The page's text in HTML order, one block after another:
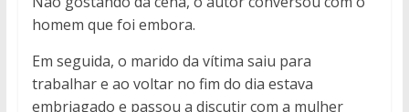
homem que foi embora.
Em seguida, o marido da vítima saiu para
trabalhar e ao voltar no fim do dia estava
embriagado e passou a discutir com a mulher